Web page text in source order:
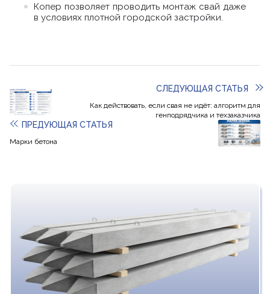
Копер позволяет проводить монтаж свай даже
в условиях плотной городской застройки.
ПРЕДУЮЩАЯ СТАТЬЯ
Марки бетона
СЛЕДУЮЩАЯ СТАТЬЯ
Как действовать, если свая не идёт: алгоритм для
генподрядчика и техзаказчика